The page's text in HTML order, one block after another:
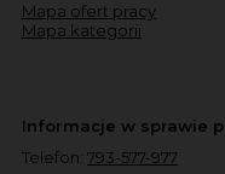
Mapa ofert pracy
Mapa kategorii
Informacje w sprawie
Telefon: 793-577-977